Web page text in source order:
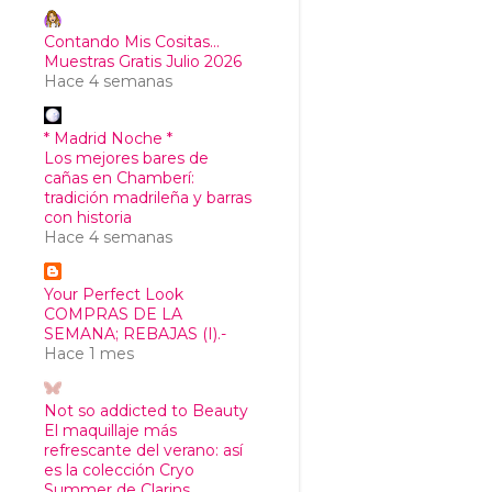
Contando Mis Cositas...
Muestras Gratis Julio 2026
Hace 4 semanas
* Madrid Noche *
Los mejores bares de
cañas en Chamberí:
tradición madrileña y barras
con historia
Hace 4 semanas
Your Perfect Look
COMPRAS DE LA
SEMANA; REBAJAS (I).-
Hace 1 mes
Not so addicted to Beauty
El maquillaje más
refrescante del verano: así
es la colección Cryo